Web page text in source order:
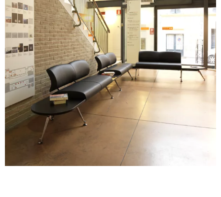
A 34F
A 38F
A 36F
A 27F
A 26F
A 28F
A 30F